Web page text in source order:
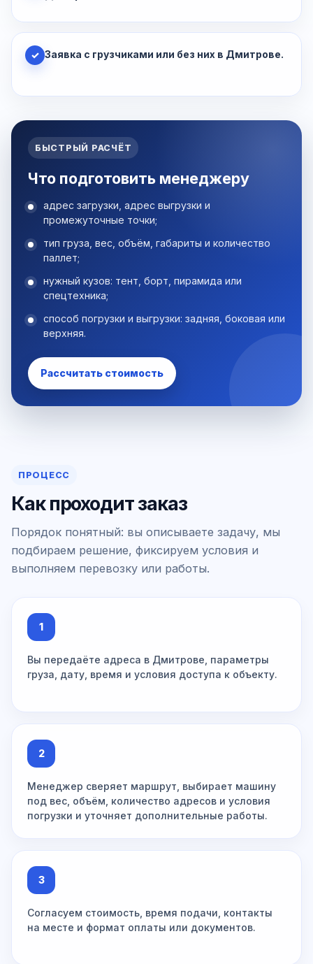
✓ Заявка с грузчиками или без них в Дмитрове.
БЫСТРЫЙ РАСЧЁТ
Что подготовить менеджеру
адрес загрузки, адрес выгрузки и
промежуточные точки;
тип груза, вес, объём, габариты и количество
паллет;
нужный кузов: тент, борт, пирамида или
спецтехника;
способ погрузки и выгрузки: задняя, боковая или
верхняя.
Рассчитать стоимость
ПРОЦЕСС
Как проходит заказ
Порядок понятный: вы описываете задачу, мы
подбираем решение, фиксируем условия и
выполняем перевозку или работы.
1
Вы передаёте адреса в Дмитрове, параметры
груза, дату, время и условия доступа к объекту.
2
Менеджер сверяет маршрут, выбирает машину
под вес, объём, количество адресов и условия
погрузки и уточняет дополнительные работы.
3
Согласуем стоимость, время подачи, контакты
на месте и формат оплаты или документов.